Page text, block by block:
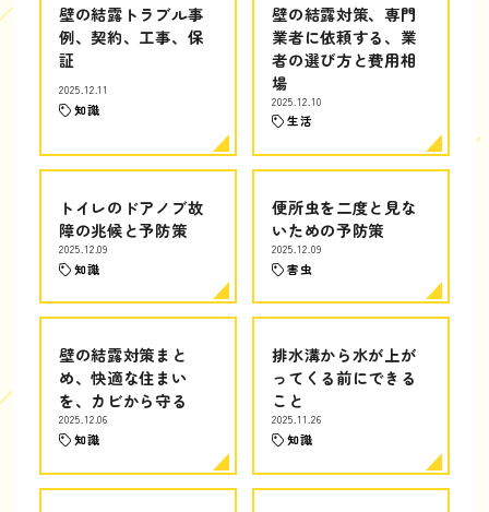
壁の結露トラブル事
例、契約、工事、保
証
2025.12.11
知識
壁の結露対策、専門
業者に依頼する、業
者の選び方と費用相
場
2025.12.10
生活
トイレのドアノブ故
障の兆候と予防策
2025.12.09
知識
便所虫を二度と見な
いための予防策
2025.12.09
害虫
壁の結露対策まと
め、快適な住まい
を、カビから守る
2025.12.06
知識
排水溝から水が上が
ってくる前にできる
こと
2025.11.26
知識